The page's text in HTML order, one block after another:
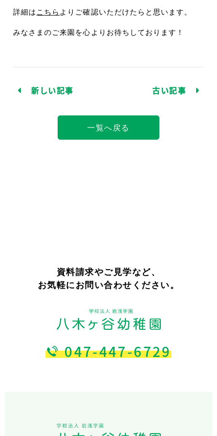
詳細は こちら よりご確認いただけたらと思います。
みなさまのご来園を心よりお待ちしております！
新しい記事
一覧へ戻る
古い記事
資料請求やご見学など、
お気軽にお問い合わせください。
047-447-6729